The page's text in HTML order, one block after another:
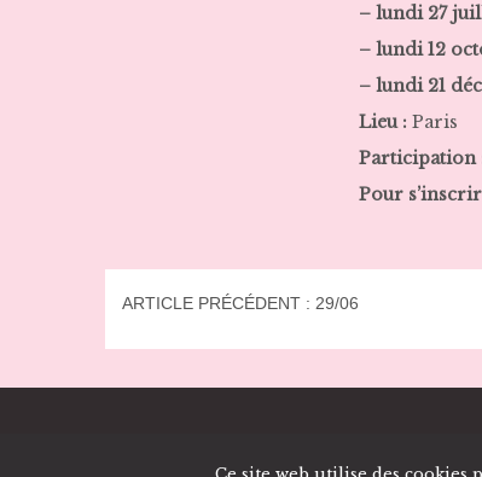
– lundi 27
– lundi 12
– lundi 21
Lieu : Paris
Participation
Pour
ARTICLE PRÉCÉDENT : 29/06